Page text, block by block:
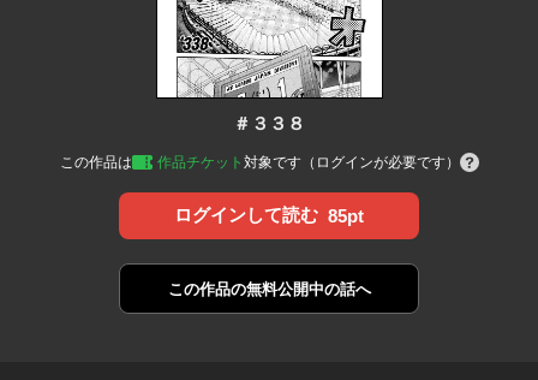
＃３３８
この作品は 作品チケット 対象です（ログインが必要です）
ログインして読む 85pt
この作品の無料公開中の話へ